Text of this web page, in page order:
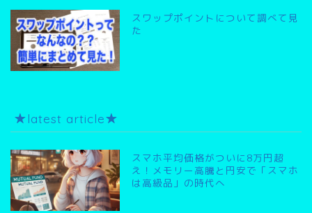
スワップポイントについて調べて見
た
★latest article★
スマホ平均価格がついに8万円超
え！メモリー高騰と円安で「スマホ
は高級品」の時代へ